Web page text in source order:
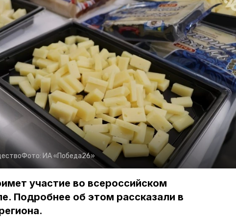
Фото: ИА «Победа26»
участие во всероссийском
Подробнее об этом рассказали в